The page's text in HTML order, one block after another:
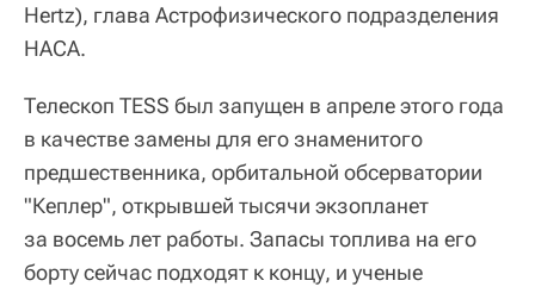
Hertz), глава Астрофизического подразделения
НАСА.
Телескоп TESS был запущен в апреле этого года
в качестве замены для его знаменитого
предшественника, орбитальной обсерватории
"Кеплер", открывшей тысячи экзопланет
за восемь лет работы. Запасы топлива на его
борту сейчас подходят к концу, и ученые